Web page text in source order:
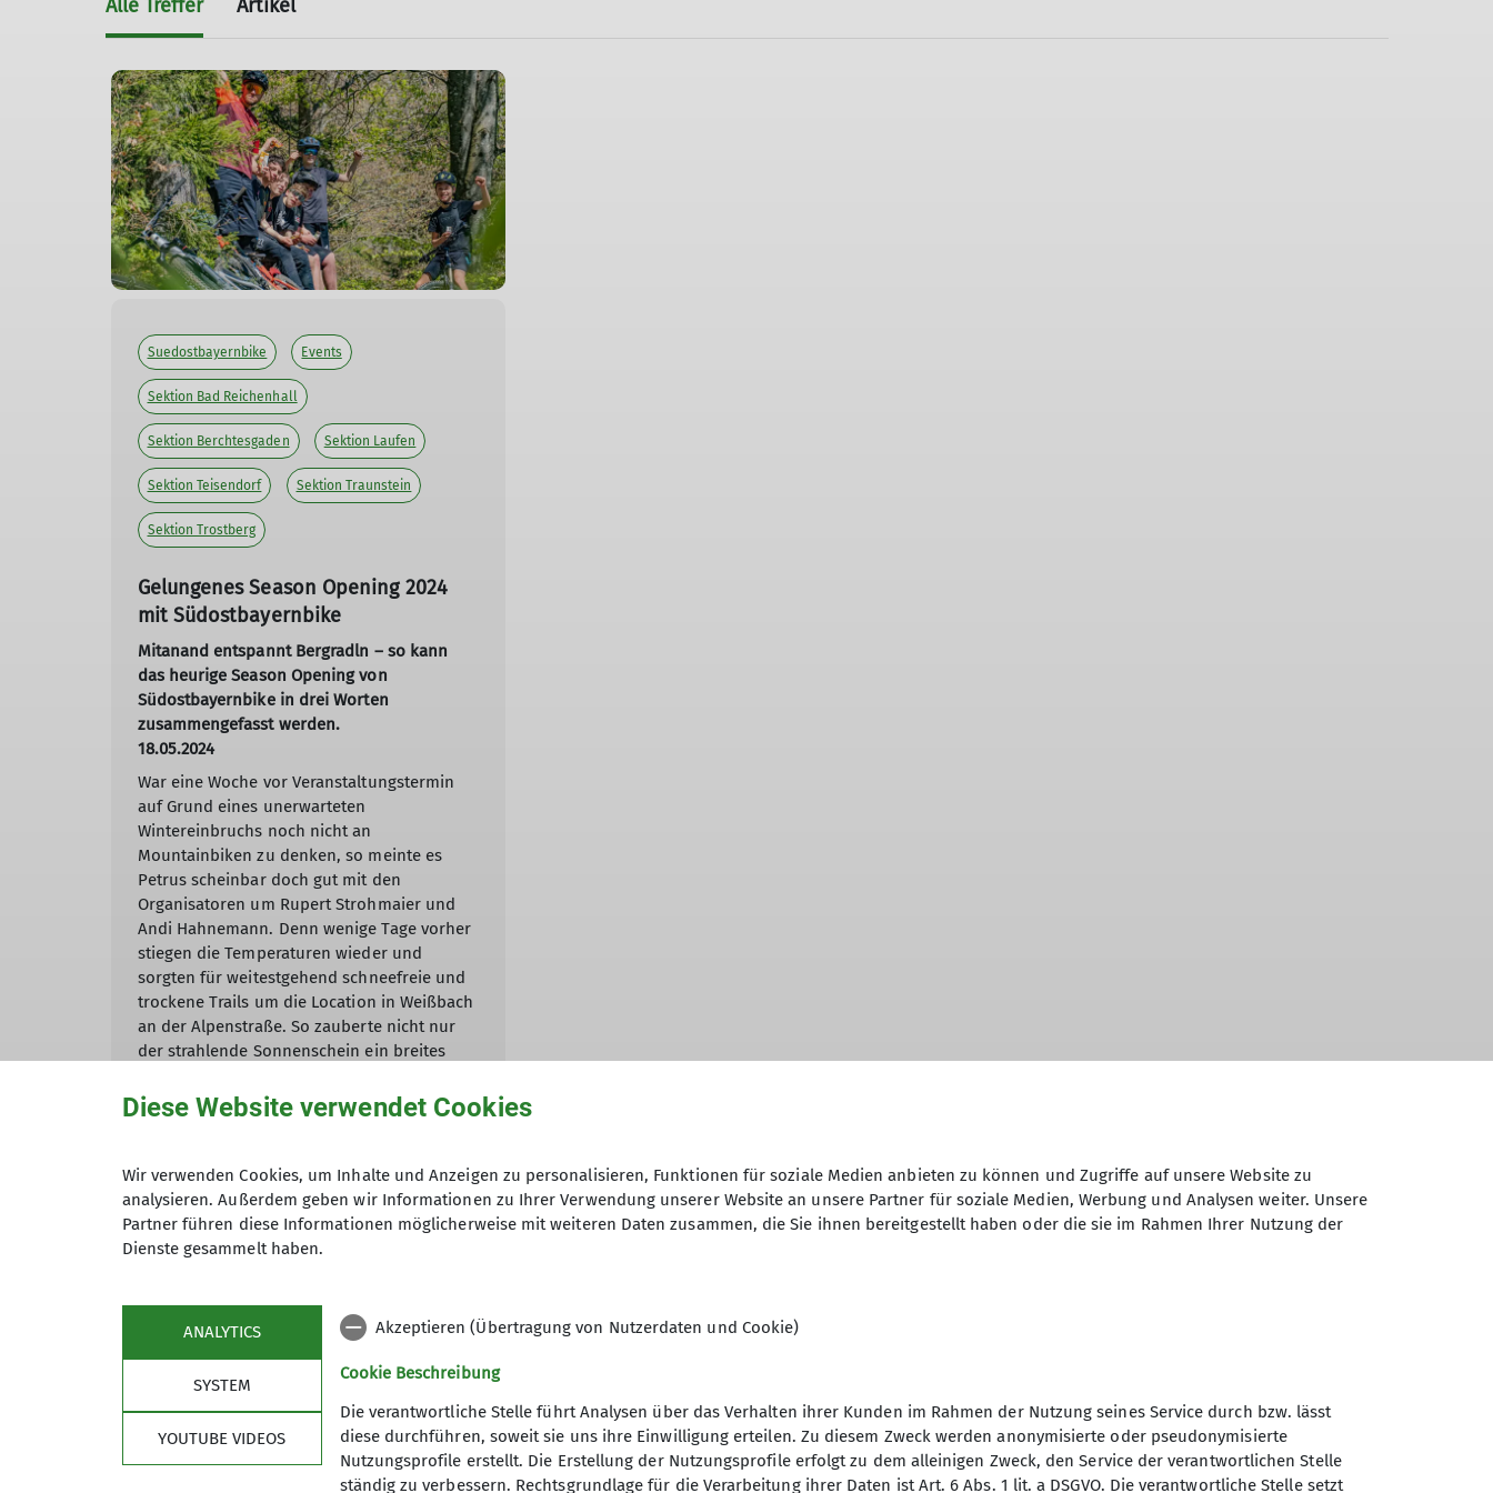
Alle Treffer Artikel
Suedostbayernbike Events
Sektion Bad Reichenhall
Sektion Berchtesgaden Sektion Laufen
Sektion Teisendorf Sektion Traunstein
Sektion Trostberg
Gelungenes Season Opening 2024
mit Südostbayernbike
Mitanand entspannt Bergradln – so kann
das heurige Season Opening von
Südostbayernbike in drei Worten
zusammengefasst werden.
18.05.2024
War eine Woche vor Veranstaltungstermin
auf Grund eines unerwarteten
Wintereinbruchs noch nicht an
Mountainbiken zu denken, so meinte es
Petrus scheinbar doch gut mit den
Organisatoren um Rupert Strohmaier und
Andi Hahnemann. Denn wenige Tage vorher
stiegen die Temperaturen wieder und
sorgten für weitestgehend schneefreie und
trockene Trails um die Location in Weißbach
an der Alpenstraße. So zauberte nicht nur
der strahlende Sonnenschein ein breites
Mountainbiker.
Sektion Teisendorf des
Diese Website verwendet Cookies
Wir verwenden Cookies, um Inhalte und Anzeigen zu personalisieren, Funktionen für soziale Medien anbieten zu können und Zugriffe auf unsere Website zu
analysieren. Außerdem geben wir Informationen zu Ihrer Verwendung unserer Website an unsere Partner für soziale Medien, Werbung und Analysen weiter. Unsere
Partner führen diese Informationen möglicherweise mit weiteren Daten zusammen, die Sie ihnen bereitgestellt haben oder die sie im Rahmen Ihrer Nutzung der
Dienste gesammelt haben.
ANALYTICS
SYSTEM
YOUTUBE VIDEOS
Akzeptieren (Übertragung von Nutzerdaten und Cookie)
Cookie Beschreibung
Die verantwortliche Stelle führt Analysen über das Verhalten ihrer Kunden im Rahmen der Nutzung seines Service durch bzw. lässt
diese durchführen, soweit sie uns ihre Einwilligung erteilen. Zu diesem Zweck werden anonymisierte oder pseudonymisierte
Nutzungsprofile erstellt. Die Erstellung der Nutzungsprofile erfolgt zu dem alleinigen Zweck, den Service der verantwortlichen Stelle
ständig zu verbessern. Rechtsgrundlage für die Verarbeitung ihrer Daten ist Art. 6 Abs. 1 lit. a DSGVO. Die verantwortliche Stelle setzt